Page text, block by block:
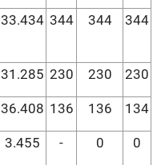
33.434 344 344 344
31.285 230 230 230
36.408 136 136 134
3.455 - 0 0